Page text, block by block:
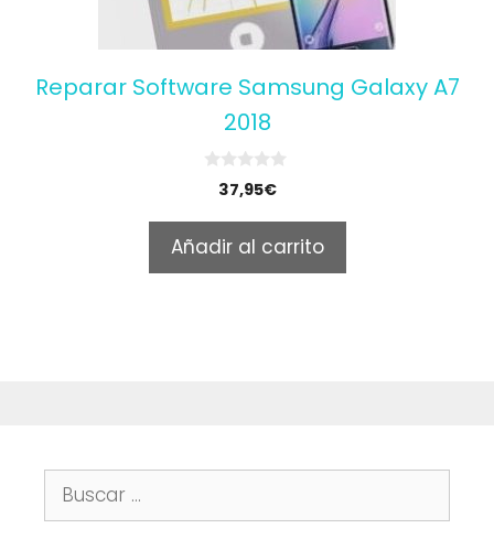
Reparar Software Samsung Galaxy A7
2018
o
f
5
37,95€
Añadir al carrito
Buscar: